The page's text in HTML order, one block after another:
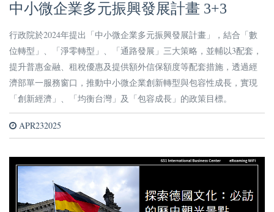
中小微企業多元振興發展計畫 3+3
行政院於2024年提出「中小微企業多元振興發展計畫」，結合「數
位轉型」、「淨零轉型」、「通路發展」三大策略，並輔以3配套，
提升普惠金融、租稅優惠及提供額外信保額度等配套措施，透過經
濟部單一服務窗口，推動中小微企業創新轉型與包容性成長，實現
「創新經濟」、「均衡台灣」及「包容成長」的政策目標。
APR232025